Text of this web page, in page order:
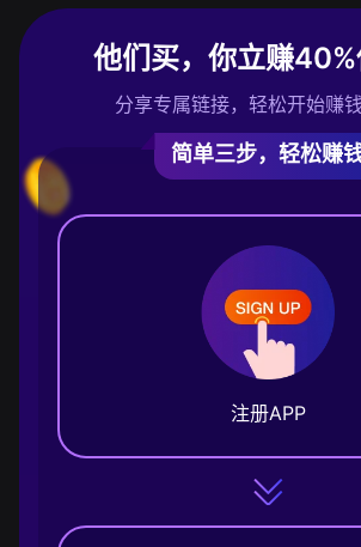
他们买，你立赚40%
分享专属链接，轻松开始赚钱
简单三步，轻松赚
注册APP